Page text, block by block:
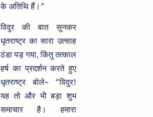
के अतिथि हैं।”
विदुर की बात सुनकर
धृतराष्ट्र का सारा उत्साह
ठंडा पड़ गया, किंतु तत्काल
हर्ष का प्रदर्शन करते हुए
धृतराष्ट्र बोले– “विदुर!
यह तो और भी बड़ा शुभ
समाचार है। हमारा